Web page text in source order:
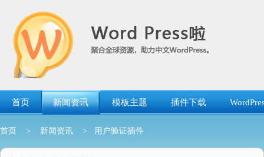
首页 新闻资讯 模板主题 插件下载
首页 > 新闻资讯 > 用户验证插件